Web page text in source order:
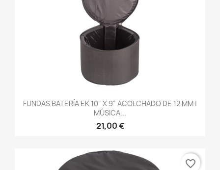
FUNDAS BATERÍA EK 10" X 9" ACOLCHADO DE 12 MM |
MÚSICA...
21,00 €
favorite_border